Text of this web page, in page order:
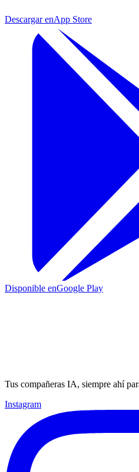
Descargar enApp Store
Disponible enGoogle Play
Tus compañeras IA, siempre ahí
Instagram